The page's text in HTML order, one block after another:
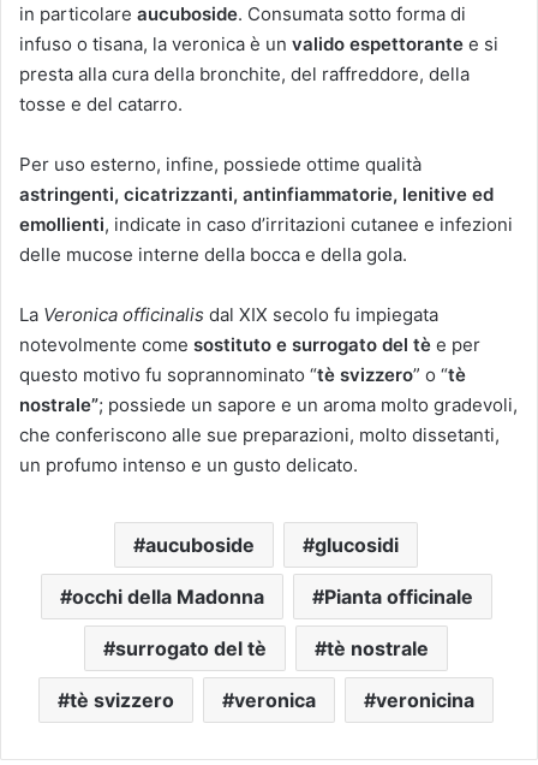
in particolare aucuboside. Consumata sotto forma di
infuso o tisana, la veronica è un valido espettorante e si
presta alla cura della bronchite, del raffreddore, della
tosse e del catarro.
Per uso esterno, infine, possiede ottime qualità
astringenti, cicatrizzanti, antinfiammatorie, lenitive ed
emollienti, indicate in caso d’irritazioni cutanee e infezioni
delle mucose interne della bocca e della gola.
La Veronica officinalis dal XIX secolo fu impiegata
notevolmente come sostituto e surrogato del tè e per
questo motivo fu soprannominato “tè svizzero” o “tè
nostrale”; possiede un sapore e un aroma molto gradevoli,
che conferiscono alle sue preparazioni, molto dissetanti,
un profumo intenso e un gusto delicato.
aucuboside glucosidi
occhi della Madonna Pianta officinale
surrogato del tè tè nostrale
tè svizzero veronica veronicina